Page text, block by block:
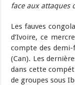
face aux attaques
Les fauves
d’Ivoire, ce
compte des demi-
(Can). Les
dans cette
de groupes sous